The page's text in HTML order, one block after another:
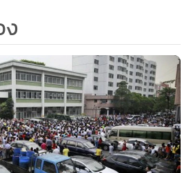
ยกับลูกความในราคาสูง
ทางกฎหมายชี้ว่า บ่อยครั้งที่การดำเนิน
านผู้ต้องหาทั้งร่างกายและจิตใจ เพื่อ
ยแสดงความวิตกว่าผู้ถูกจับกุมอาจจะ
าพ และไม่มั่นใจว่ากระแสสังคมที่ชี้นำ
ากร จะส่งผลกระทบต่อความเป็นกลาง
ง